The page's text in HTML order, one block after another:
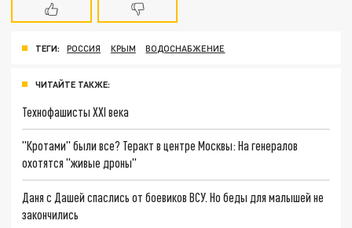
ТЕГИ: РОССИЯ КРЫМ ВОДОСНАБЖЕНИЕ
ЧИТАЙТЕ ТАКЖЕ:
Технофашисты XXI века
"Кротами" были все? Теракт в центре Москвы: На генералов
охотятся "живые дроны"
Даня с Дашей спаслись от боевиков ВСУ. Но беды для малышей не
закончились